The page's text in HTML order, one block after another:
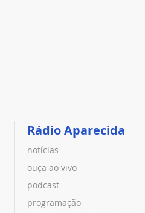
Rádio Aparecida
notícias
ouça ao vivo
podcast
programação